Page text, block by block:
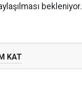
bekleniyor.
KAT